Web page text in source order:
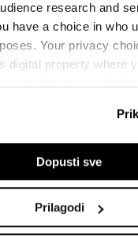
research and
have a choice in who
Your privacy
digital property where
also like to:
about your
device by actively
Dopusti sve
Prilagodi
KONCESIJA
Iran zaoštrava stav
Američki brodovi
kroz Hormuz
prije 8 sati
hedge fondova u srpnju
10 sati